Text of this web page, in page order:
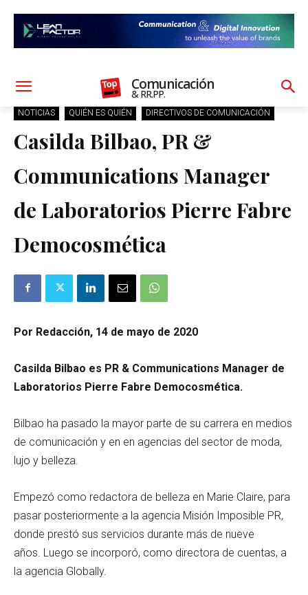
Comunicación
& RR.PP.
NOTICIAS QUIÉN ES QUIÉN DIRECTIVOS DE COMUNICACIÓN
Casilda Bilbao, PR &
Communications Manager
de Laboratorios Pierre Fabre
Democosmética
Por Redacción, 14 de mayo de 2020
Casilda Bilbao es PR & Communications Manager de
Laboratorios Pierre Fabre Democosmética.
Bilbao ha pasado la mayor parte de su carrera en medios
de comunicación y en en agencias del sector de moda,
lujo y belleza.
Empezó como redactora de belleza en Marie Claire, para
pasar posteriormente a la agencia Misión Imposible PR,
donde prestó sus servicios durante más de nueve
años. Luego se incorporó, como directora de cuentas, a
la agencia Globally.